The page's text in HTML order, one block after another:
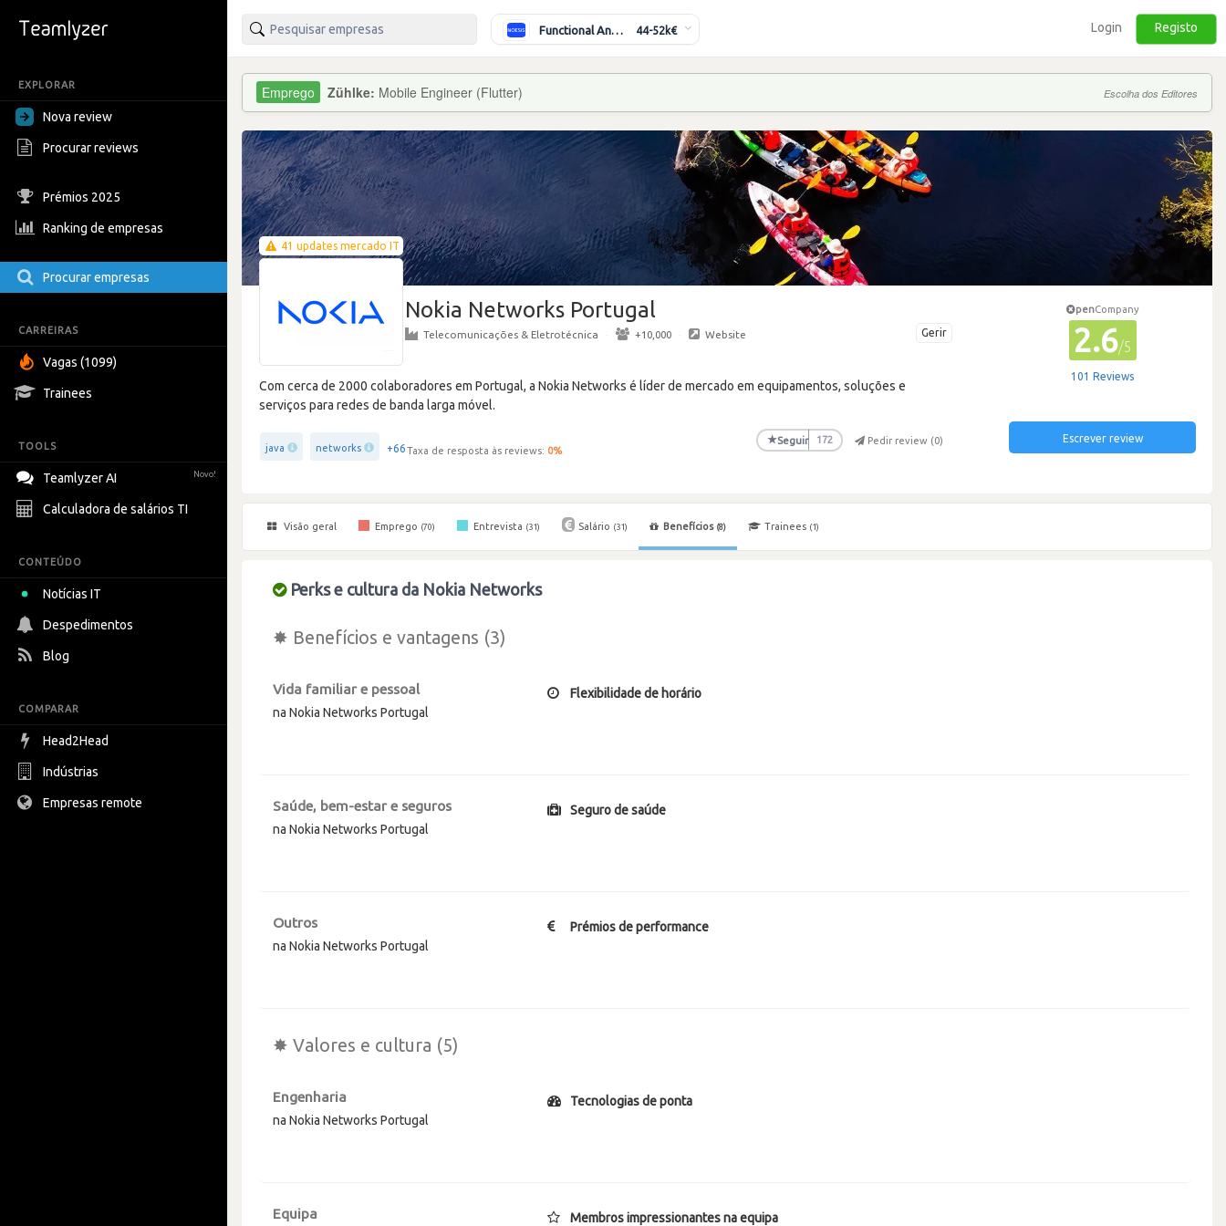
EXPLORAR
Nova review
Procurar reviews
Prémios 2025
Ranking de empresas
Procurar empresas
CARREIRAS
Vagas (1099)
Trainees
TOOLS
Teamlyzer AI Novo!
Calculadora de salários TI
CONTEÚDO
Notícias IT
Despedimentos
Blog
COMPARAR
Head2Head
Indústrias
Empresas remote
Functional Analyst (Banking) 44-52k€ Login Registo
Zühlke: Mobile Engineer (Flutter) Escolha dos Editores
41 updates mercado IT
Nokia Networks Portugal
Gerir
Telecomunicações & Eletrotécnica · +10,000 · Website
Com cerca de 2000 colaboradores em Portugal, a Nokia Networks é líder de mercado em equipamentos, soluções e
serviços para redes de banda larga móvel.
java networks +66Taxa de resposta às reviews: 0%
★Seguir 172 Pedir review (0)
penCompany
2.6/5
101 Reviews
Escrever review
Visão geral Emprego (70) Entrevista (31) Salário (31) Benefícios (8) Trainees (1)
Perks e cultura da Nokia Networks
✸ Benefícios e vantagens (3)
Vida familiar e pessoal
na Nokia Networks Portugal
Flexibilidade de horário
Saúde, bem-estar e seguros
na Nokia Networks Portugal
Seguro de saúde
Outros
na Nokia Networks Portugal
Prémios de performance
✸ Valores e cultura (5)
Engenharia
na Nokia Networks Portugal
Tecnologias de ponta
Equipa Membros impressionantes na equipa